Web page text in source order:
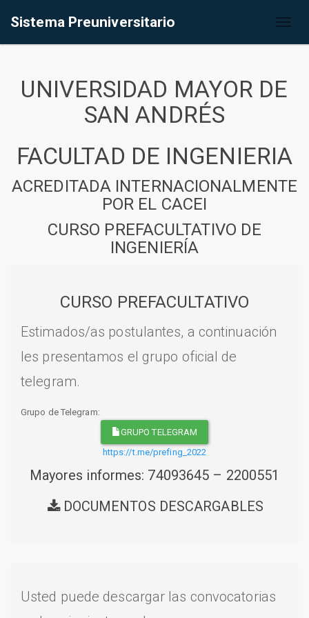
Sistema Preuniversitario
UNIVERSIDAD MAYOR DE
SAN ANDRÉS
FACULTAD DE INGENIERIA
ACREDITADA INTERNACIONALMENTE
POR EL CACEI
CURSO PREFACULTATIVO DE
INGENIERÍA
CURSO PREFACULTATIVO
Estimados/as postulantes, a continuación
les presentamos el grupo oficial de
telegram.
Grupo de Telegram:
GRUPO TELEGRAM
https://t.me/prefing_2022
Mayores informes: 74093645 – 2200551
DOCUMENTOS DESCARGABLES
Usted puede descargar las convocatorias